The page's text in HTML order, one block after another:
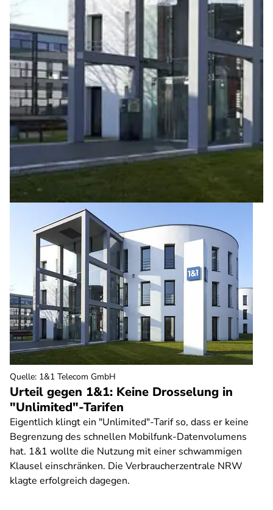
Urteil gegen 1&1: Keine Drosselung in
"Unlimited"-Tarifen
Eigentlich klingt ein "Unlimited"-Tarif so, dass er keine
Begrenzung des schnellen Mobilfunk-Datenvolumens
hat. 1&1 wollte die Nutzung mit einer schwammigen
Klausel einschränken. Die Verbraucherzentrale NRW
klagte erfolgreich dagegen.
Quelle: 1&1 Telecom GmbH